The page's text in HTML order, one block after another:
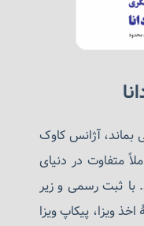
بماند، آژانس کاوک
متفاوت در دنیای
با ثبت رسمی و زیر
ویزا، پیکاپ ویزا